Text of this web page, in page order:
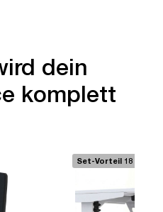
dein
komplett
Set-Vorteil 18 €